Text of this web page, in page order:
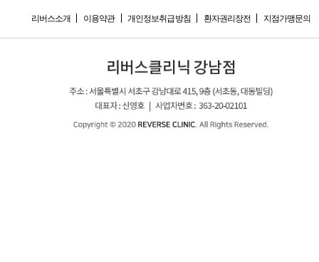
리버스소개 이용약관 개인정보취급방침 환자권리장전 지점가맹문의